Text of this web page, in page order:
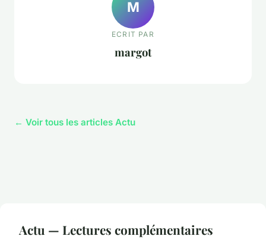
M
ECRIT PAR
margot
← Voir tous les articles Actu
Actu — Lectures complémentaires